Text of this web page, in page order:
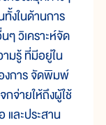
งในด้านการ
วิเคราะห์จัด
มรู้ ที่มีอยู่ใน
งการ จัดพิมพ์
กจ่ายให้ถึงผู้ใช้
และประสาน